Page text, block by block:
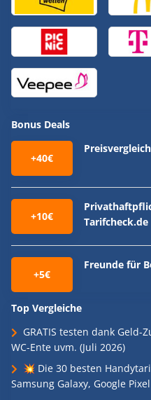
Bonus Deals
+40€
+10€
Tarifcheck.de
+5€
Freunde für
Top Vergleiche
GRATIS testen dank Geld-
WC-Ente uvm. (Juli 2026)
💥 Die 30 besten
Samsung Galaxy, Google